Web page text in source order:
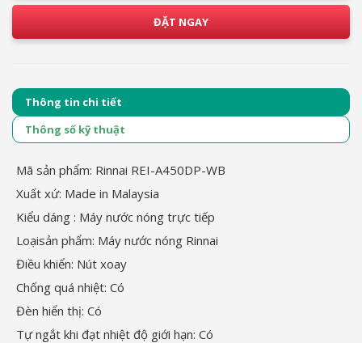
ĐẶT NGAY
Thông tin chi tiết
Thông số kỹ thuật
Mã sản phẩm: Rinnai REI-A450DP-WB
Xuất xứ: Made in Malaysia
Kiểu dáng : Máy nước nóng trực tiếp
Loạisản phẩm: Máy nước nóng Rinnai
Điều khiển: Nút xoay
Chống quá nhiệt: Có
Đèn hiển thị: Có
Tự ngắt khi đạt nhiệt độ giới hạn: Có